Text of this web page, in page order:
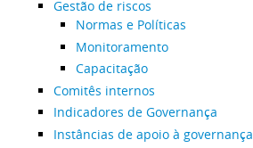
Gestão de riscos
Normas e Políticas
Monitoramento
Capacitação
Comitês internos
Indicadores de Governança
Instâncias de apoio à governança